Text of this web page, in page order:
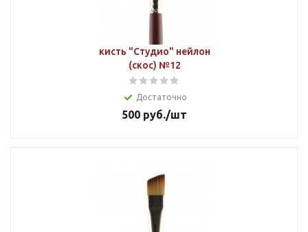
кисть "Студио" нейлон
(скос) №12
Достаточно
500 руб./шт